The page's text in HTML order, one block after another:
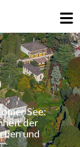
See:
der
und